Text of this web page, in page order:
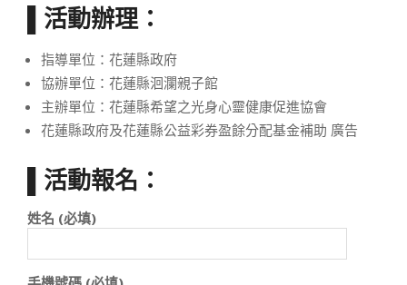
▌活動辦理：
指導單位：花蓮縣政府
協辦單位：花蓮縣洄瀾親子館
主辦單位：花蓮縣希望之光身心靈健康促進協會
花蓮縣政府及花蓮縣公益彩券盈餘分配基金補助 廣告
▌活動報名：
姓名 (必填)